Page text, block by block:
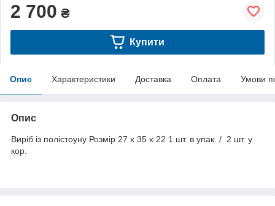
2 700 ₴
Купити
Опис Характеристики Доставка Оплата Умови
Опис
Виріб із полістоуну Розмір 27 х 35 х 22 1 шт. в упак. / 2 шт. у
кор.